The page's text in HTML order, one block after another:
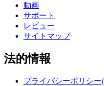
動画
サポート
レビュー
サイトマップ
法的情報
プライバシーポリシー